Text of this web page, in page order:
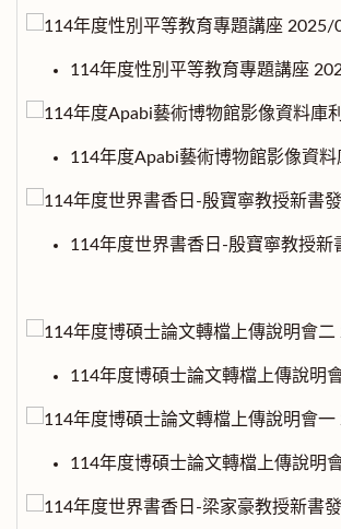
114年度性別平等教育專題講座
114年度Apabi藝術博物館影像資
114年度世界書香日-殷寶寧教授
114年度博碩士論文轉檔上傳說明
114年度博碩士論文轉檔上傳說明